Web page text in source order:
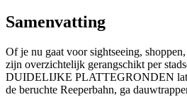
Samenvatting
Of je nu gaat voor sightseeing,
zijn overzichtelijk gerangschikt per
DUIDELIJKE PLATTEGRONDEN
de beruchte Reeperbahn, ga